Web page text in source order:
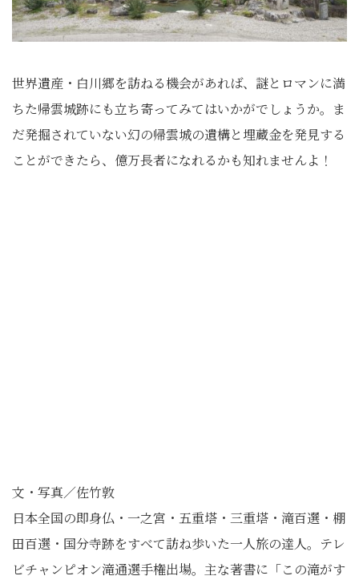
世界遺産・白川郷を訪ねる機会があれば、謎とロマンに満
ちた帰雲城跡にも立ち寄ってみてはいかがでしょうか。ま
だ発掘されていない幻の帰雲城の遺構と埋蔵金を発見する
ことができたら、億万長者になれるかも知れませんよ！
文・写真／佐竹敦
日本全国の即身仏・一之宮・五重塔・三重塔・滝百選・棚
田百選・国分寺跡をすべて訪ね歩いた一人旅の達人。テレ
ビチャンピオン滝通選手権出場。主な著書に「この滝がす